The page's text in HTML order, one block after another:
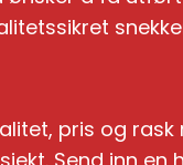
pris og rask